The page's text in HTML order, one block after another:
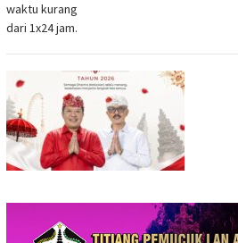
waktu kurang
dari 1x24 jam.